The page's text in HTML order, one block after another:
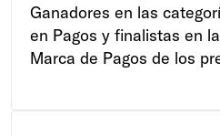
Ganadores en las
en Pagos y finalistas en
Marca de Pagos de los